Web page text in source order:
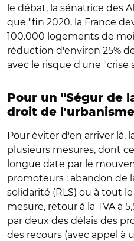
le débat, la sénatrice des
que "fin 2020, la France
100.000 logements de
réduction d'environ 25%
avec le risque d'une
Pour un "Ségur de
droit de
Pour éviter d'en arriver là,
plusieurs mesures, dont
longue date par le
promoteurs : abandon de
solidarité (RLS) ou à tout
mesure, retour à la TVA à
par deux des délais des
des recours (avec appel à